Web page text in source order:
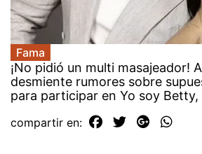
Fama
¡No pidió un multi masajeador!
desmiente rumores sobre
para participar en Yo soy Betty,
compartir en: